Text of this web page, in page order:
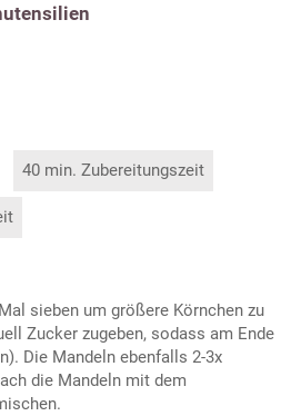
40 min. Zubereitungszeit
sieben um größere Körnchen zu
Zucker zugeben, sodass am Ende
Die Mandeln ebenfalls 2-3x
die Mandeln mit dem